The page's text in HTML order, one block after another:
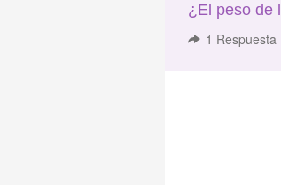
¿El peso de
1 Respuesta